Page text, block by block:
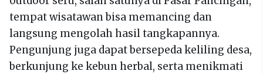
tempat wisatawan bisa memancing dan
langsung mengolah hasil tangkapannya.
Pengunjung juga dapat bersepeda keliling desa,
berkunjung ke kebun herbal, serta menikmati